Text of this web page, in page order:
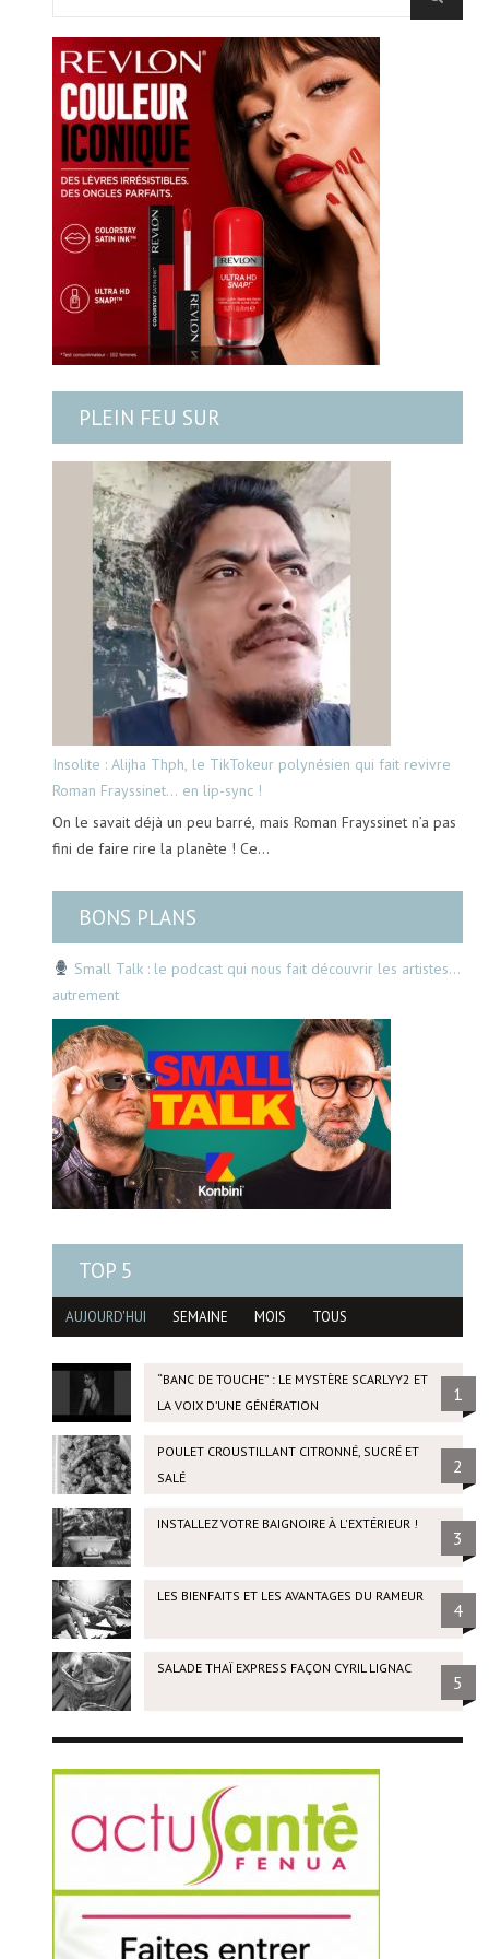
PLEIN FEU SUR
Insolite : Alijha Thph, le TikTokeur polynésien qui fait revivre
Roman Frayssinet… en lip-sync !
On le savait déjà un peu barré, mais Roman Frayssinet n’a pas
fini de faire rire la planète ! Ce…
BONS PLANS
Small Talk : le podcast qui nous fait découvrir les artistes…
autrement
TOP 5
AUJOURD'HUI SEMAINE MOIS TOUS
“BANC DE TOUCHE” : LE MYSTÈRE SCARLYY2 ET
LA VOIX D’UNE GÉNÉRATION
1
POULET CROUSTILLANT CITRONNÉ, SUCRÉ ET
SALÉ
2
INSTALLEZ VOTRE BAIGNOIRE À L'EXTÉRIEUR !
3
LES BIENFAITS ET LES AVANTAGES DU RAMEUR
4
SALADE THAÏ EXPRESS FAÇON CYRIL LIGNAC
5